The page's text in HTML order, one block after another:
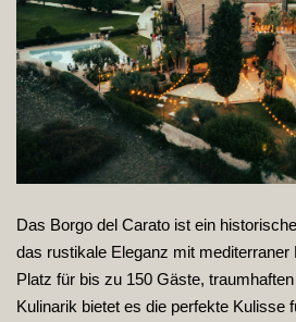
Das Borgo del Carato ist ein
das rustikale Eleganz mit
Platz für bis zu 150 Gäste,
Kulinarik bietet es die perfekte Kulisse